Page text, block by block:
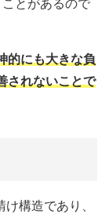
とがあるので
的にも大きな負
されないことで
構造であり、